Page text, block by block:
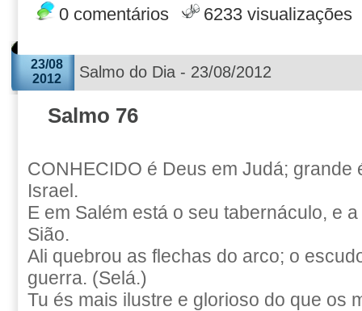
0 comentários 6233 visualizações
23/08
2012
Salmo do Dia - 23/08/2012
Salmo 76
CONHECIDO é Deus em Judá; grande
Israel.
E em Salém está o seu tabernáculo, e
Sião.
Ali quebrou as flechas do arco; o
guerra. (Selá.)
Tu és mais ilustre e glorioso do que os